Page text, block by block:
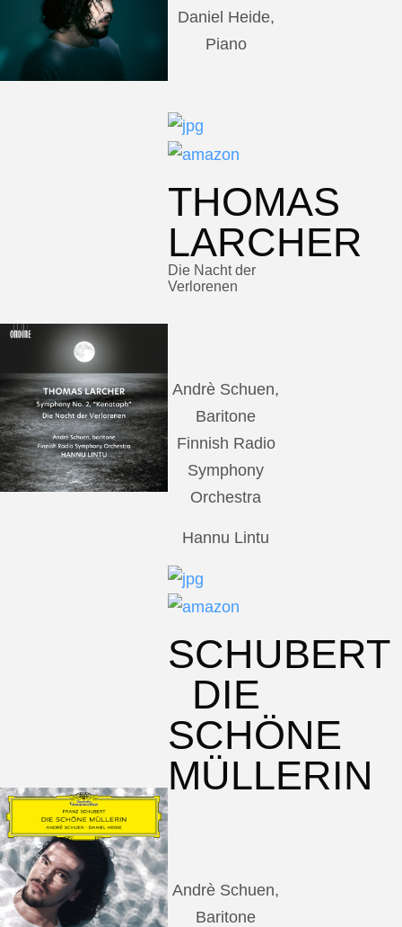
Daniel Heide,
Piano
THOMAS
LARCHER
Die Nacht der
Verlorenen
Andrè Schuen,
Baritone
Finnish Radio
Symphony
Orchestra
Hannu Lintu
SCHUBERT
DIE
SCHÖNE
MÜLLERIN
Andrè Schuen,
Baritone